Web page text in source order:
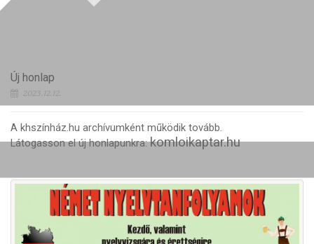
Új honlap
2023.12.12.
A khszínház.hu archívumként működik tovább.
Látogasson el új honlapunkra:komloikaptar.hu